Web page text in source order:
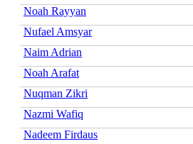
Noah Rayyan
Nufael Amsyar
Naim Adrian
Noah Arafat
Nuqman Zikri
Nazmi Wafiq
Nadeem Firdaus